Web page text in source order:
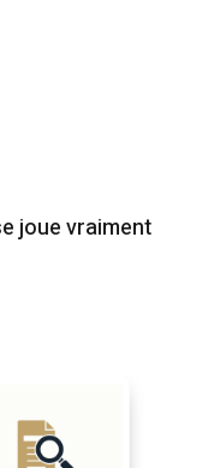
joue vraiment